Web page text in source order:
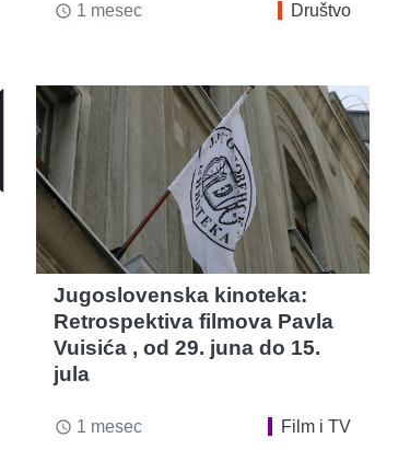
access_time 1 mesec Društvo
Jugoslovenska kinoteka:
Retrospektiva filmova Pavla
Vuisića , od 29. juna do 15.
jula
access_time 1 mesec Film i TV